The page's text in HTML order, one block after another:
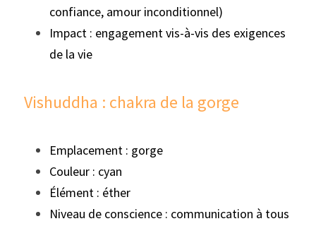
confiance, amour inconditionnel)
Impact : engagement vis-à-vis des exigences
de la vie
Vishuddha : chakra de la gorge
Emplacement : gorge
Couleur : cyan
Élément : éther
Niveau de conscience : communication à tous